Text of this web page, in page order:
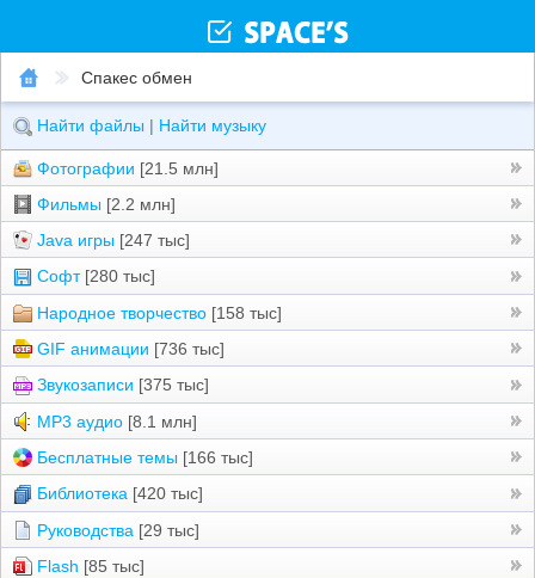
Спакес обмен
Найти файлы | Найти музыку
Фотографии [21.5 млн]
Фильмы [2.2 млн]
Java игры [247 тыс]
Софт [280 тыс]
Народное творчество [158 тыс]
GIF анимации [736 тыс]
Звукозаписи [375 тыс]
MP3 аудио [8.1 млн]
Бесплатные темы [166 тыс]
Библиотека [420 тыс]
Руководства [29 тыс]
Flash [85 тыс]